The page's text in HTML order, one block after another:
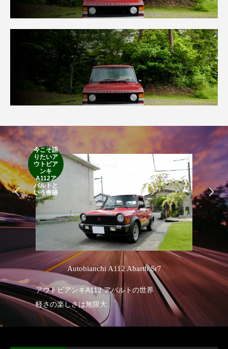
今こそ語
りたいア
ウトビア
ンキ
A112ア
バルトと
いう奇跡
Autobianchi A112 Abarth Sr7
アウトビアンキA112 アバルトの世界
軽さの楽しさは無限大